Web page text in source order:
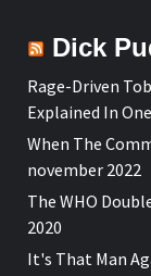
Dick
Rage-Driven
Explained In
When The
november 2022
The WHO
2020
It's That Man